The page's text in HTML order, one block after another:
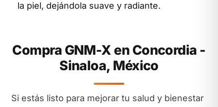
la piel, dejándola suave y radiante.
Compra GNM-X en Concordia -
Sinaloa, México
Si estás listo para mejorar tu salud y bienestar